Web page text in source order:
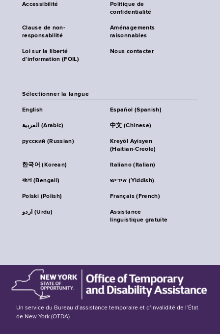
Accessibilité
Politique de
confidentialité
Clause de non-
responsabilité
Aménagements
raisonnables
Loi sur la liberté
d’information (FOIL)
Nous contacter
Sélectionner la langue
English Español (Spanish)
العربية (Arabic) 中文 (Chinese)
русский (Russian)
Kreyòl Ayisyen
(Haitian-Creole)
한국어 (Korean) Italiano (Italian)
বাংলা (Bengali) אידיש (Yiddish)
Polski (Polish) Français (French)
اردو (Urdu)
Assistance
linguistique gratuite
Un service du Bureau d’assistance temporaire et d’invalidité de l’État
de New York (OTDA)